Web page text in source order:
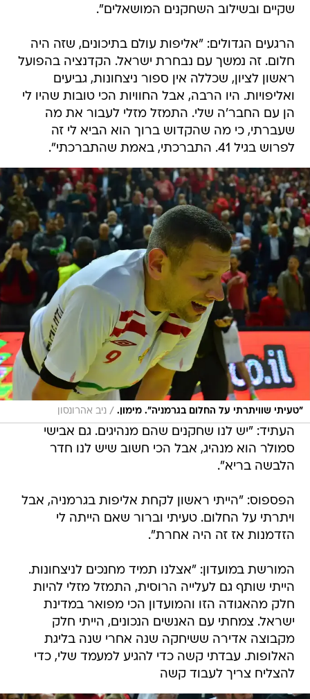
שקיים ובשילוב השחקנים המושאלים".
הרגעים הגדולים: "אליפות עולם בתיכונים, שזה היה
חלום. זה נמשך עם נבחרת ישראל. הקדנציה בהפועל
ראשון לציון, שכללה אין ספור ניצחונות, גביעים
ואליפויות. היו הרבה, אבל החוויות הכי טובות שהיו לי
הן עם החבר'ה שלי. התמזל מזלי לעבור את מה
שעברתי, כי מה שהקדוש ברוך הוא הביא לי זה
לפרוש בגיל 41. התברכתי, באמת שהתברכתי".
"טעיתי שוויתרתי על החלום בגרמניה". מימון. / ניב אהרונסון
העתיד: "יש לנו שחקנים שהם מנהיגים. גם אבישי
סמולר הוא מנהיג, אבל הכי חשוב שיש לנו חדר
הלבשה בריא".
הפספוס: "הייתי ראשון לקחת אליפות בגרמניה, אבל
ויתרתי על החלום. טעיתי וברור שאם הייתה לי
הזדמנות אז זה היה אחרת".
המורשת במועדון: "אצלנו תמיד מחנכים לניצחונות.
הייתי שותף גם לעלייה הרוסית, התמזל מזלי להיות
חלק מהאגודה הזו והמועדון הכי מפואר במדינת
ישראל. צמחתי עם האנשים הנכונים, הייתי חלק
מקבוצה אדירה ששיחקה שנה אחרי שנה בליגת
האלופות. עבדתי קשה כדי להגיע למעמד שלי, כדי
להצליח צריך לעבוד קשה